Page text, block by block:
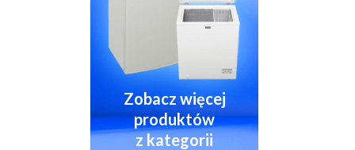
Zobacz więcej
produktów
z kategorii